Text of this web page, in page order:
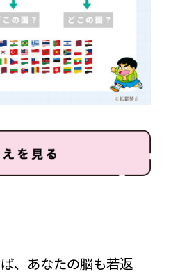
、あなたの脳も若返